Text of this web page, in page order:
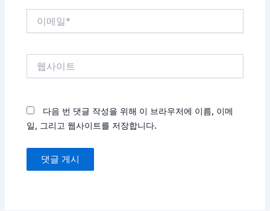
다음 번 댓글 작성을 위해 이 브라우저에 이름, 이메
일, 그리고 웹사이트를 저장합니다.